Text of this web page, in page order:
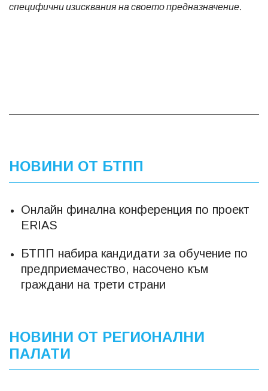
специфични изисквания на своето предназначение.
НОВИНИ ОТ БТПП
Онлайн финална конференция по проект
ERIAS
БТПП набира кандидати за обучение по
предприемачество, насочено към
граждани на трети страни
НОВИНИ ОТ РЕГИОНАЛНИ
ПАЛАТИ